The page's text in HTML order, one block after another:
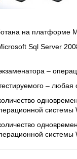
на платформе
Sql Server
–
–